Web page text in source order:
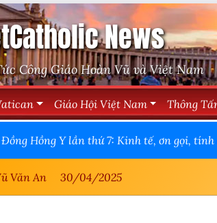
News
Công Giáo Hoàn Vũ và Việt Nam
Giáo Hội Việt Nam Thông
Hồng Y lần thứ 7: Kinh tế, ơn gọi,
Văn An 30/04/2025